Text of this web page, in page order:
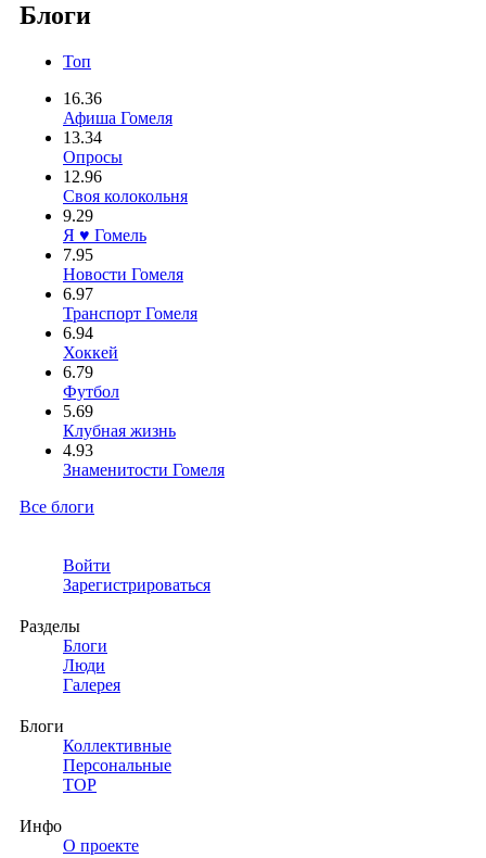
Блоги
Топ
16.36
Афиша Гомеля
13.34
Опросы
12.96
Своя колокольня
9.29
Я ♥ Гомель
7.95
Новости Гомеля
6.97
Транспорт Гомеля
6.94
Хоккей
6.79
Футбол
5.69
Клубная жизнь
4.93
Знаменитости Гомеля
Все блоги
Войти
Зарегистрироваться
Разделы
Блоги
Люди
Галерея
Блоги
Коллективные
Персональные
TOP
Инфо
О проекте